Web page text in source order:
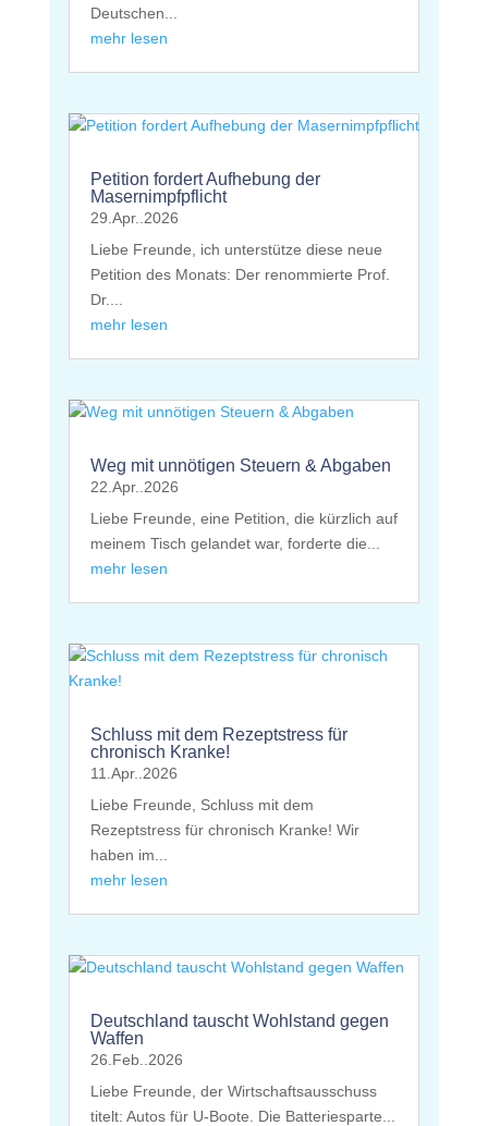
Deutschen...
mehr lesen
Petition fordert Aufhebung der
Masernimpfpflicht
29.Apr..2026
Liebe Freunde, ich unterstütze diese neue
Petition des Monats: Der renommierte Prof.
Dr....
mehr lesen
Weg mit unnötigen Steuern & Abgaben
22.Apr..2026
Liebe Freunde, eine Petition, die kürzlich auf
meinem Tisch gelandet war, forderte die...
mehr lesen
Schluss mit dem Rezeptstress für
chronisch Kranke!
11.Apr..2026
Liebe Freunde, Schluss mit dem
Rezeptstress für chronisch Kranke! Wir
haben im...
mehr lesen
Deutschland tauscht Wohlstand gegen
Waffen
26.Feb..2026
Liebe Freunde, der Wirtschaftsausschuss
titelt: Autos für U-Boote. Die Batteriesparte...